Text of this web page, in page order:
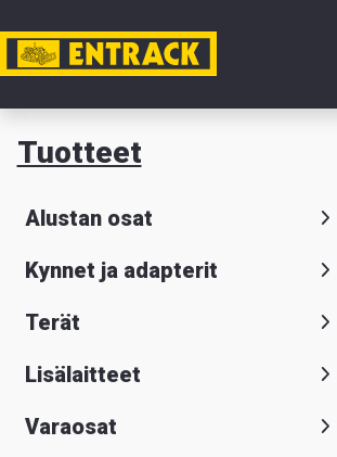
Tuotteet
Alustan osat
Kynnet ja adapterit
Terät
Lisälaitteet
Varaosat